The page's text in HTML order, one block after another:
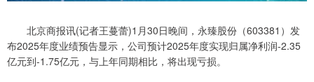
北京商报讯(记者王蔓蕾)1月30日晚间，永臻股份（603381）发
布2025年度业绩预告显示，公司预计2025年度实现归属净利润-2.35
亿元到-1.75亿元，与上年同期相比，将出现亏损。